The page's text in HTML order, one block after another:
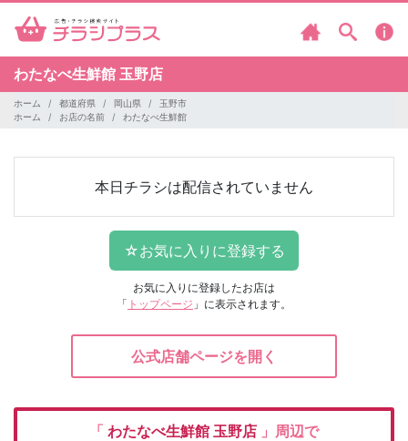
わたなべ生鮮館 玉野店
ホーム 都道府県 岡山県
玉野市
ホーム
お店の名前 わたなべ生鮮館
本日チラシは配信されていません
お気に入りに登録したお店は
「 トップページ 」に表示されます。
公式店舗ページを開く
「 わたなべ生鮮館 玉野店 」周辺で